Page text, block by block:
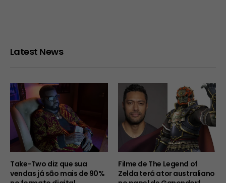
Latest News
Take-Two diz que sua
vendas já são mais de 90%
Filme de The Legend of
Zelda terá ator australiano